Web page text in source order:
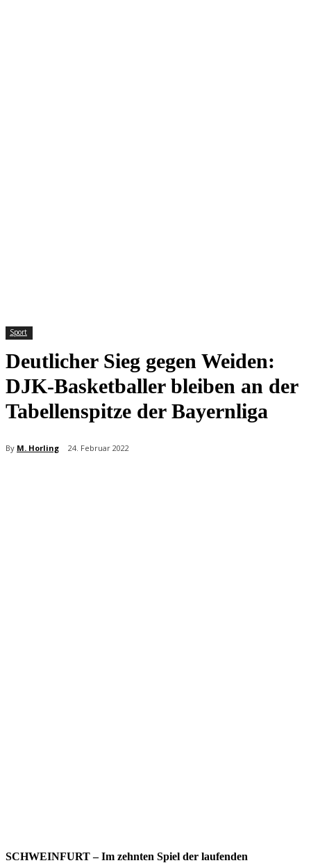
Sport
Deutlicher Sieg gegen Weiden:
DJK-Basketballer bleiben an der
Tabellenspitze der Bayernliga
By M. Horling 24. Februar 2022
SCHWEINFURT – Im zehnten Spiel der laufenden